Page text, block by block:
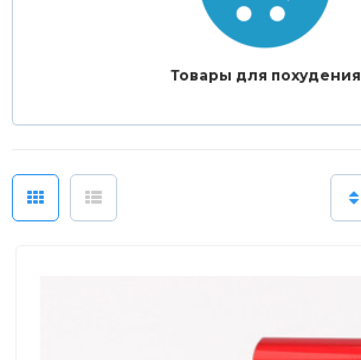
Товары для похудения